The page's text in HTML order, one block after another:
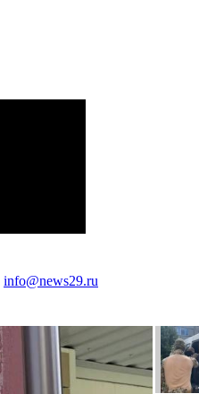
info@news29.ru